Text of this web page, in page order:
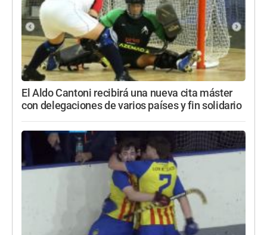
El Aldo Cantoni recibirá una nueva cita máster
con delegaciones de varios países y fin solidario